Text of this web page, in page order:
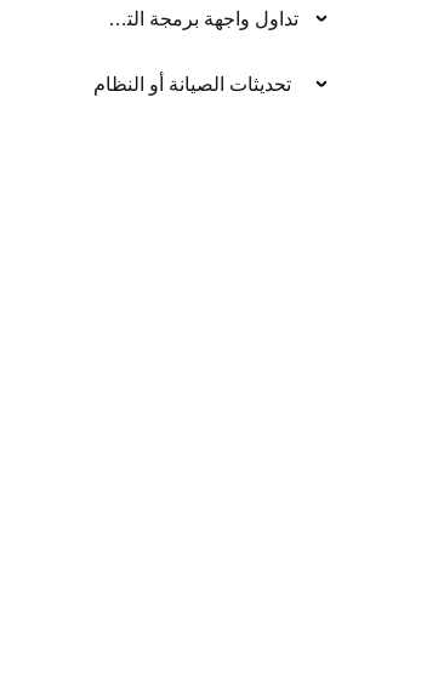
تداول واجهة برمجة التطبيق
تحديثات الصيانة أو النظام